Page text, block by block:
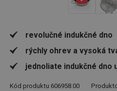
revolučné indukčné dno
rýchly ohrev a vysoká
jednoliate indukčné dno
Kód produktu 606958.00